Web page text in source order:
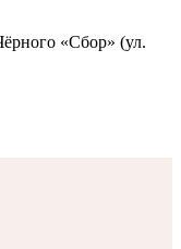
«Сбор» (ул.